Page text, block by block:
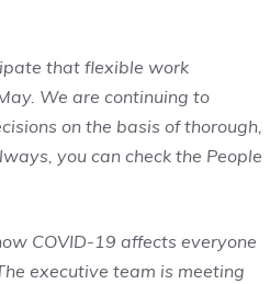
that flexible work
We are continuing to
on the basis of thorough,
you can check the People
COVID-19 affects everyone
executive team is meeting